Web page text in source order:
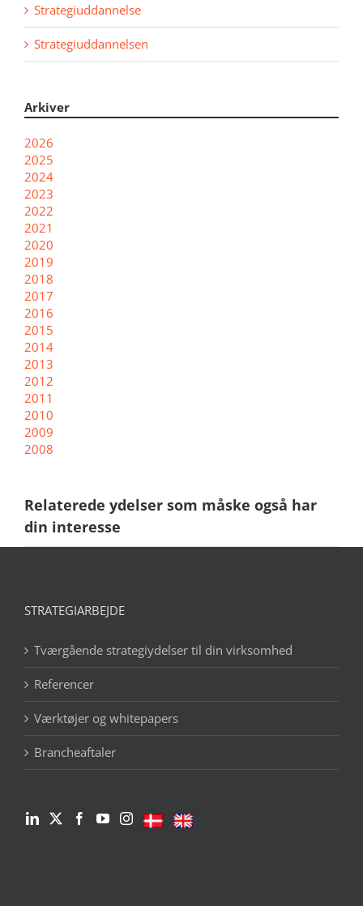
Strategiuddannelse
Strategiuddannelsen
Arkiver
2026
2025
2024
2023
2022
2021
2020
2019
2018
2017
2016
2015
2014
2013
2012
2011
2010
2009
2008
Relaterede ydelser som måske også har
din interesse
STRATEGIARBEJDE
Tværgående strategiydelser til din virksomhed
Referencer
Værktøjer og whitepapers
Brancheaftaler